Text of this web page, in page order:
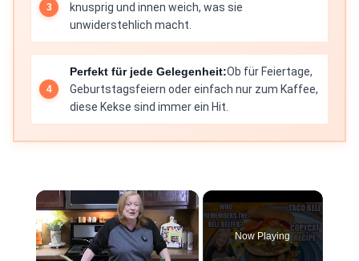
knusprig und innen weich, was sie
unwiderstehlich macht.
Perfekt für jede Gelegenheit:Ob für Feiertage,
Geburtstagsfeiern oder einfach nur zum Kaffee,
diese Kekse sind immer ein Hit.
×
Now Playing